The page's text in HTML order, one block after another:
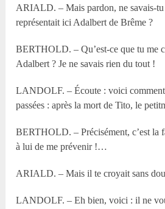
ARIALD. – Mais pardon, ne savais-tu
représentait ici Adalbert de Brême ?
BERTHOLD. – Qu’est-ce que tu me
Adalbert ? Je ne savais rien du tout !
LANDOLF. – Écoute : voici comment
passées : après la mort de Tito, le
BERTHOLD. – Précisément, c’est la
à lui de me prévenir !…
ARIALD. – Mais il te croyait sans
LANDOLF. – Eh bien, voici : il ne